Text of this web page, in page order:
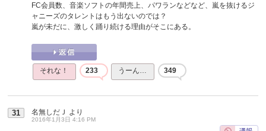
FC会員数、音楽ソフトの年間売上、パワランなどなど、嵐を抜けるジ
ャニーズのタレントはもう出ないのでは？
嵐が未だに、激しく踊り続ける理由がそこにある。
それな！ 233 うーん… 349
31 名無しだＪ より
2016年1月3日 4:16 PM